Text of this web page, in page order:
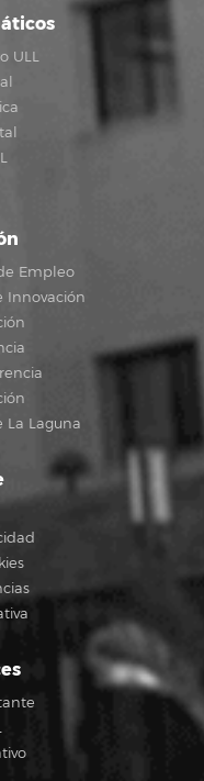
ULL
Empleo
Innovación
La Laguna